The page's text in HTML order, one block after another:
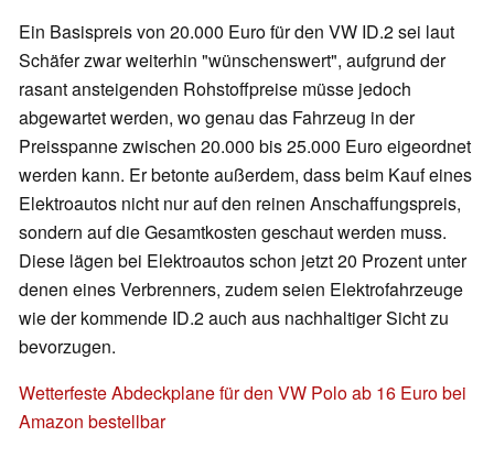
Ein Basispreis von 20.000 Euro für den VW ID.2 sei laut
Schäfer zwar weiterhin "wünschenswert", aufgrund der
rasant ansteigenden Rohstoffpreise müsse jedoch
abgewartet werden, wo genau das Fahrzeug in der
Preisspanne zwischen 20.000 bis 25.000 Euro eigeordnet
werden kann. Er betonte außerdem, dass beim Kauf eines
Elektroautos nicht nur auf den reinen Anschaffungspreis,
sondern auf die Gesamtkosten geschaut werden muss.
Diese lägen bei Elektroautos schon jetzt 20 Prozent unter
denen eines Verbrenners, zudem seien Elektrofahrzeuge
wie der kommende ID.2 auch aus nachhaltiger Sicht zu
bevorzugen.
Wetterfeste Abdeckplane für den VW Polo ab 16 Euro bei
Amazon bestellbar